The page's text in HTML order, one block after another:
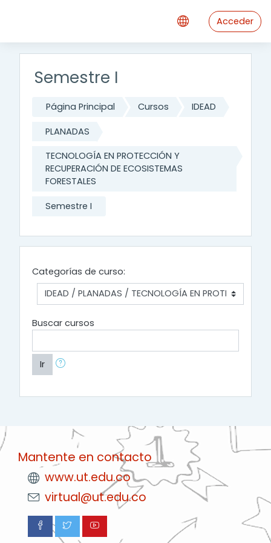
Acceder
Semestre I
Página Principal Cursos IDEAD
PLANADAS
TECNOLOGÍA EN PROTECCIÓN Y
RECUPERACIÓN DE ECOSISTEMAS
FORESTALES
Semestre I
Categorías de curso:
Buscar cursos
Ir
Mantente en contacto
www.ut.edu.co
virtual@ut.edu.co